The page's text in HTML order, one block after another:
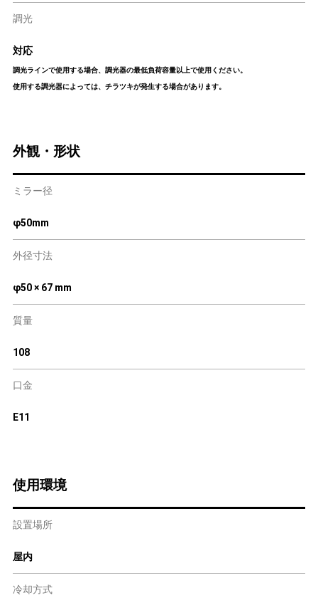
調光
対応
調光ラインで使用する場合、調光器の最低負荷容量以上で使用ください。
使用する調光器によっては、チラツキが発生する場合があります。
外観・形状
ミラー径
φ50mm
外径寸法
φ50 × 67 mm
質量
108
口金
E11
使用環境
設置場所
屋内
冷却方式